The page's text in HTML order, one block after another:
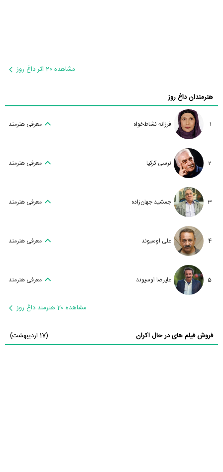
مشاهده 20 اثر داغ روز
هنرمندان داغ روز
1 فرزانه نشاط‌خواه معرفی هنرمند
2 نرسی کرکیا معرفی هنرمند
3 جمشید جهان‌زاده معرفی هنرمند
4 علی اوسیوند معرفی هنرمند
5 علیرضا اوسیوند معرفی هنرمند
مشاهده 20 هنرمند داغ روز
فروش فیلم های در حال اکران (17 اردیبهشت)